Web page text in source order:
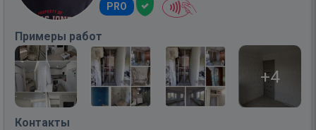
PRO
Примеры работ
+4
Контакты